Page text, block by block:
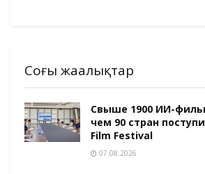
Соңғы жаңалықтар
Свыше 1900 ИИ-
чем 90 стран
Film Festival
07.08.2026